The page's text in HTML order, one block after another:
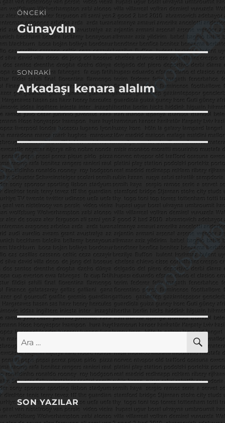
Yazı
gezinmesi
ÖNCEKI
Önceki
yazı:
Günaydın
SONRAKI
Sonraki
yazı:
Arkadaşı kenara alalım
Ara:
SON YAZILAR